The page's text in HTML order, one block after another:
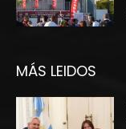
MÁS LEIDOS